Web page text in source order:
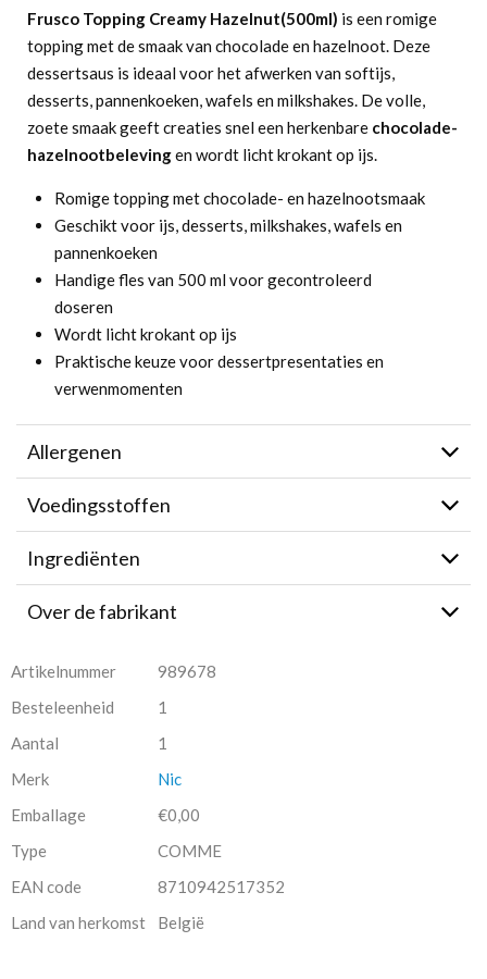
Frusco Topping Creamy Hazelnut(500ml) is een romige
topping met de smaak van chocolade en hazelnoot. Deze
dessertsaus is ideaal voor het afwerken van softijs,
desserts, pannenkoeken, wafels en milkshakes. De volle,
zoete smaak geeft creaties snel een herkenbare chocolade-
hazelnootbelevingen wordt licht krokant op ijs.
Romige topping met chocolade- en hazelnootsmaak
Geschikt voor ijs, desserts, milkshakes, wafels en
pannenkoeken
Handige fles van 500 ml voor gecontroleerd
doseren
Wordt licht krokant op ijs
Praktische keuze voor dessertpresentaties en
verwenmomenten
Allergenen
Voedingsstoffen
Ingrediënten
Over de fabrikant
Artikelnummer
989678
Besteleenheid
1
Aantal
1
Merk
Nic
Emballage
€0,00
Type
COMME
EAN code
8710942517352
Land van herkomst
België